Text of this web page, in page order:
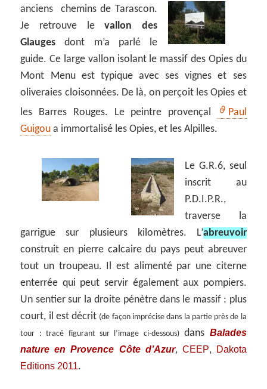
anciens chemins de Tarascon.
Je retrouve levallon des
Glauges dont m’a parlé le
guide. Ce large vallon isolant le massif des Opies du
Mont Menu est typique avec ses vignes et ses
oliveraies cloisonnées. De là, on perçoit les Opies et
les Barres Rouges. Le peintre provençal
Paul
Guigou a immortalisé les Opies, et les Alpilles.
Le G.R.6, seul
inscrit au
P.D.I.P.R.,
traverse la
garrigue sur plusieurs kilomètres. L’abreuvoir
construit en pierre calcaire du pays peut abreuver
tout un troupeau. Il est alimenté par une citerne
enterrée qui peut servir également aux pompiers.
Un sentier sur la droite pénètre dans le massif : plus
court, il est décrit (de façon imprécise dans la partie près de la
tour : tracé figurant sur l’image ci-dessous)dans Balades
nature en Provence Côte d’Azur, CEEP, Dakota
Editions 2011.